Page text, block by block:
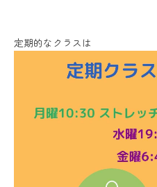
定期的なクラスは